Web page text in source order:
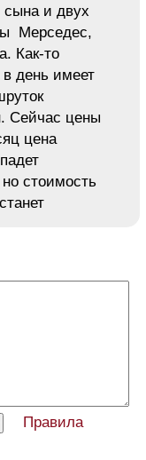
и двух
Мерседес,
Как-то
в день имеет
Сейчас цены
цена
стоимость
Правила